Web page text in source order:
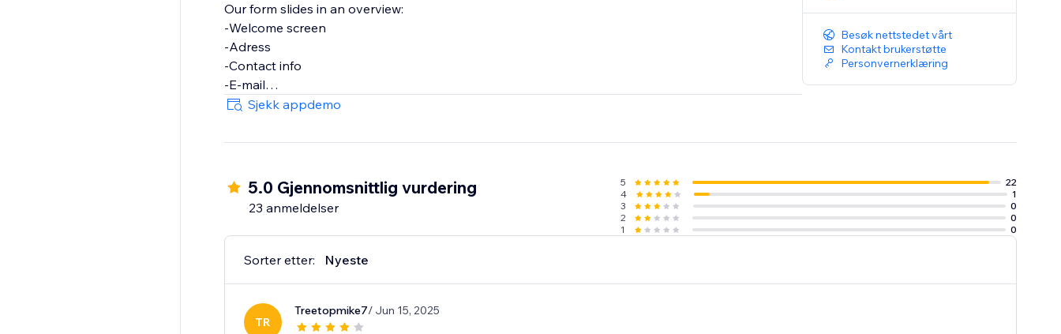
Our form slides in an overview:
-Welcome screen
-Adress
-Contact info
-E-mail
-Phone
-Long text
-Dropdown
-Picture choice
-Multi choice
-Date
-Payments (Stripe)
Sjekk appdemo
Besøk nettstedet vårt
Kontakt brukerstøtte
Personvernerklæring
5.0 Gjennomsnittlig vurdering
23 anmeldelser
5
22
4
1
3
0
2
0
1
0
Sorter etter: Nyeste
TR
Treetopmike7/ Jun 15, 2025